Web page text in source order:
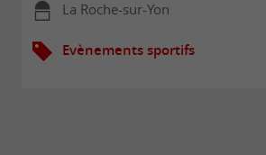
La Roche-sur-Yon
Evènements sportifs